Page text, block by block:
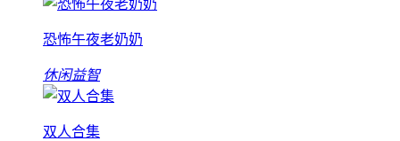
恐怖午夜老奶奶
休闲益智
双人合集